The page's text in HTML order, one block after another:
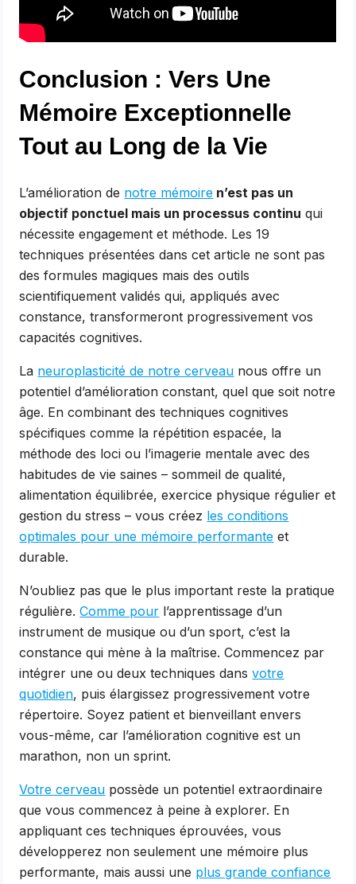
Conclusion : Vers Une
Mémoire Exceptionnelle
Tout au Long de la Vie
L’amélioration de notre mémoire n’est pas un
objectif ponctuel mais un processus continu qui
nécessite engagement et méthode. Les 19
techniques présentées dans cet article ne sont pas
des formules magiques mais des outils
scientifiquement validés qui, appliqués avec
constance, transformeront progressivement vos
capacités cognitives.
La neuroplasticité de notre cerveau nous offre un
potentiel d’amélioration constant, quel que soit notre
âge. En combinant des techniques cognitives
spécifiques comme la répétition espacée, la
méthode des loci ou l’imagerie mentale avec des
habitudes de vie saines – sommeil de qualité,
alimentation équilibrée, exercice physique régulier et
gestion du stress – vous créez les conditions
optimales pour une mémoire performante et
durable.
N’oubliez pas que le plus important reste la pratique
régulière.Comme pour l’apprentissage d’un
instrument de musique ou d’un sport, c’est la
constance qui mène à la maîtrise. Commencez par
intégrer une ou deux techniques dansvotre
quotidien, puis élargissez progressivement votre
répertoire. Soyez patient et bienveillant envers
vous-même, car l’amélioration cognitive est un
marathon, non un sprint.
Votre cerveau possède un potentiel extraordinaire
que vous commencez à peine à explorer. En
appliquant ces techniques éprouvées, vous
développerez non seulement une mémoire plus
performante, mais aussi une plus grande confiance